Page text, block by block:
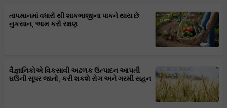
તાપમાનમાં વધારો થી શાકભાજીના પાકને થાય છે
નુકસાન, આમ કરો રક્ષણ
વૈજ્ઞાનિકોએ વિકસાવી અઢળક ઉત્પાદન આપતી
ઘઉંની સૂપર જાતો, કરી શકશે રોગ અને ગરમી સહન